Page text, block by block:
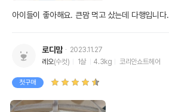
아이들이 좋아해요. 큰맘 먹고 샀는데 다행입니다.
로디맘
2023.11.27
레오(수컷) 1살 4.3kg 코리안쇼트헤어
첫구매